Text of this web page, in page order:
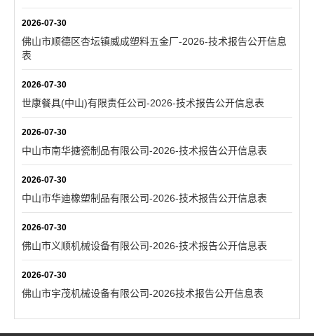
2026-07-30
佛山市顺德区杏坛镇威成塑料五金厂-2026-技术报告公开信息
表
2026-07-30
世康餐具(中山)有限责任公司-2026-技术报告公开信息表
2026-07-30
中山市南华搪瓷制品有限公司-2026-技术报告公开信息表
2026-07-30
中山市华迪橡塑制品有限公司-2026-技术报告公开信息表
2026-07-30
佛山市义顺机械设备有限公司-2026-技术报告公开信息表
2026-07-30
佛山市宇茂机械设备有限公司-2026技术报告公开信息表